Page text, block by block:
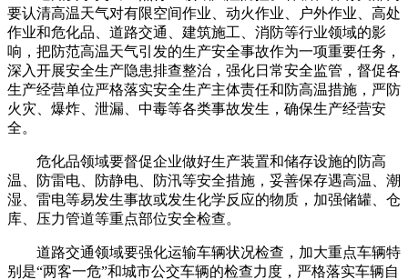
要认清高温天气对有限空间作业、动火作业、户外作业、高处
作业和危化品、道路交通、建筑施工、消防等行业领域的影
响，把防范高温天气引发的生产安全事故作为一项重要任务，
深入开展安全生产隐患排查整治，强化日常安全监管，督促各
生产经营单位严格落实安全生产主体责任和防高温措施，严防
火灾、爆炸、泄漏、中毒等各类事故发生，确保生产经营安
全。
危化品领域要督促企业做好生产装置和储存设施的防高
温、防雷电、防静电、防汛等安全措施，妥善保存遇高温、潮
湿、雷电等易发生事故或发生化学反应的物质，加强储罐、仓
库、压力管道等重点部位安全检查。
道路交通领域要强化运输车辆状况检查，加大重点车辆特
别是“两客一危”和城市公交车辆的检查力度，严格落实车辆自